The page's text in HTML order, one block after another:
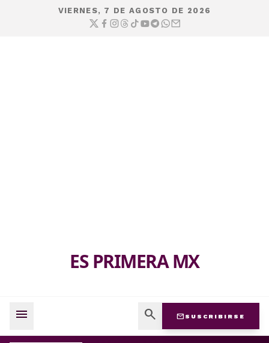
VIERNES, 7 DE AGOSTO DE 2026
ES PRIMERA MX
menu search mail SUSCRIBIRSE